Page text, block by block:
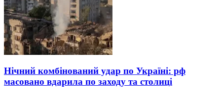
Нічний комбінований удар по Україні: рф
масовано вдарила по заходу та столиці